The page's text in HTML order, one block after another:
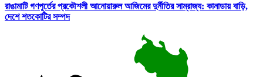
রাঙামাটি গণপূর্তের প্রকৌশলী আনোয়ারুল আজিমের দুর্নীতির সাম্রাজ্য: কানাডায় বাড়ি,
দেশে শতকোটির সম্পদ